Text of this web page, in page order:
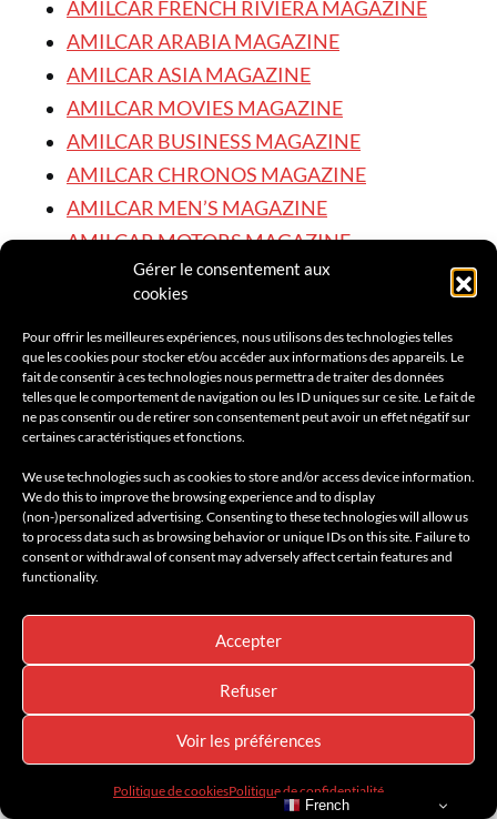
Gérer le consentement aux
cookies
Pour offrir les meilleures expériences, nous utilisons des technologies telles
que les cookies pour stocker et/ou accéder aux informations des appareils. Le
fait de consentir à ces technologies nous permettra de traiter des données
telles que le comportement de navigation ou les ID uniques sur ce site. Le fait de
ne pas consentir ou de retirer son consentement peut avoir un effet négatif sur
certaines caractéristiques et fonctions.
We use technologies such as cookies to store and/or access device information.
We do this to improve the browsing experience and to display
(non-)personalized advertising. Consenting to these technologies will allow us
to process data such as browsing behavior or unique IDs on this site. Failure to
consent or withdrawal of consent may adversely affect certain features and
functionality.
Accepter
Refuser
Voir les préférences
Politique de cookiesPolitique de confidentialité
AMILCAR FRENCH RIVIERA MAGAZINE
AMILCAR ARABIA MAGAZINE
AMILCAR ASIA MAGAZINE
AMILCAR MOVIES MAGAZINE
AMILCAR BUSINESS MAGAZINE
AMILCAR CHRONOS MAGAZINE
AMILCAR MEN’S MAGAZINE
AMILCAR MOTORS MAGAZINE
AMILCAR STYLE & BEAUTY MAGAZINE
AMILCAR BEAUTY MAGAZINE
AMILCAR FASHION MAGAZINE
AMILCAR GOURMET MAGAZINE
AMILCAR DESIGN MAGAZINE
AMILCAR KIDS MAGAZINE
AMILCAR WATCHES MAGAZINE
AMILCAR SEASIDE MAGAZINE
AMILCAR TRAVEL MAGAZINE
ALENA INSPIRATIONS
AMILCAR MAGAZINE & THE RIGHT MAGAZINE
French